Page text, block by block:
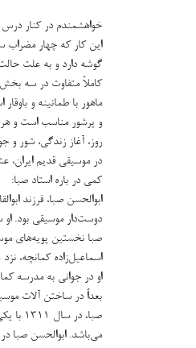
خواهشمندم در کنار درس
گوشه دارد و به علت
کاملاً متفاوت در سه بخش
ماهور با طمانینه و
و پرشور مناسب است و هر
روز، آغاز زندگی، شور و
در موسیقی قدیم ایران،
کمی در باره استاد صبا:
دوست‌دار موسیقی بود. او
صبا نخستین پویه‌های
اسماعیل‌زاده کمانچه،
او در جوانی به مدرسه
بعداً در ساختن آلات
صبا،